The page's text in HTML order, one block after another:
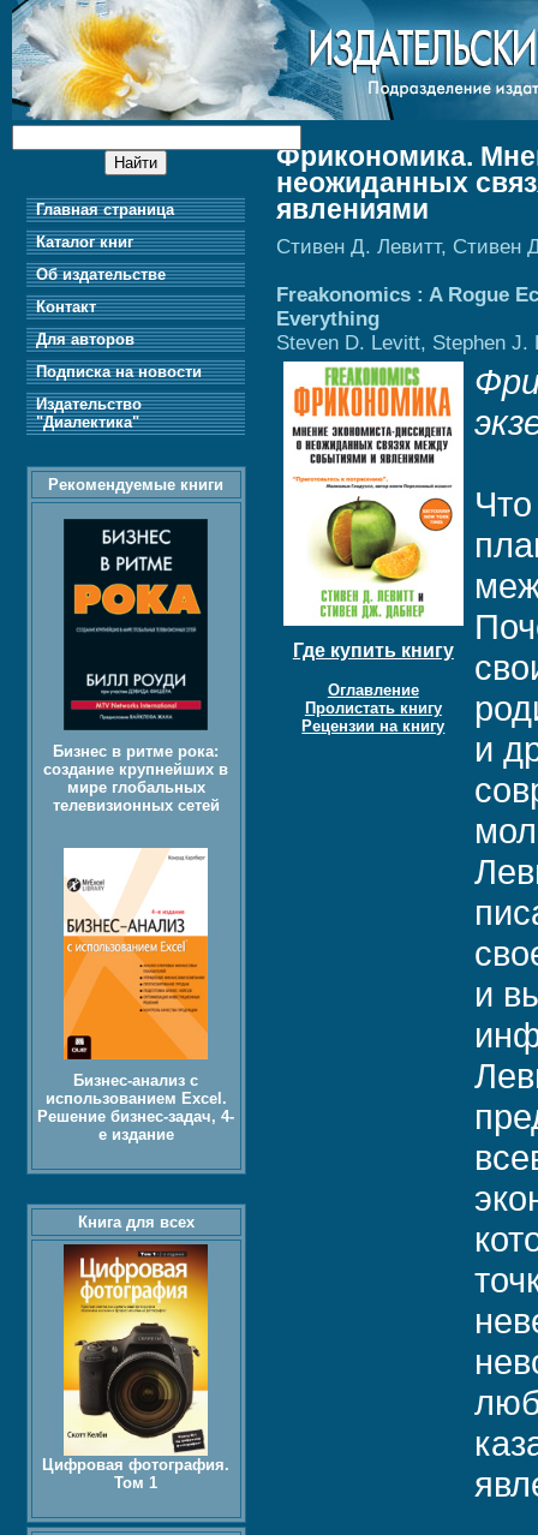
Фрикономика.
неожиданных
явлениями
Стивен Д. Левитт, Стивен
Freakonomics : A Rogue
Everything
Steven D. Levitt, Stephen J.
Где купить книгу
Оглавление
Пролистать книгу
Рецензии на книгу
и
и
Главная страница
Каталог книг
Об издательстве
Контакт
Для авторов
Подписка на новости
Издательство
"Диалектика"
Рекомендуемые книги
Бизнес в ритме рока:
создание крупнейших в
мире глобальных
телевизионных сетей
Бизнес-анализ с
использованием Excel.
Решение бизнес-задач, 4-
е издание
Книга для всех
Цифровая фотография.
Том 1